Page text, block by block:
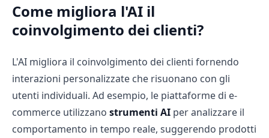
Come migliora l'AI il
coinvolgimento dei clienti?
L'AI migliora il coinvolgimento dei clienti fornendo
interazioni personalizzate che risuonano con gli
utenti individuali. Ad esempio, le piattaforme di e-
commerce utilizzano strumenti AI per analizzare il
comportamento in tempo reale, suggerendo prodotti